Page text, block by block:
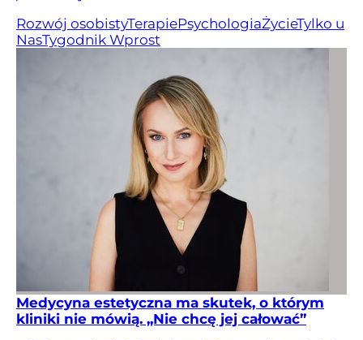
Rozwój osobistyTerapiePsychologiaŻycieTylko u
NasTygodnik Wprost
Medycyna estetyczna ma skutek, o którym
kliniki nie mówią. „Nie chcę jej całować”